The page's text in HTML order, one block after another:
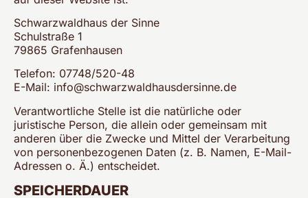
Schwarzwaldhaus der Sinne
Schulstraße 1
79865 Grafenhausen
Telefon: 07748/520-48
E-Mail: info@schwarzwaldhausdersinne.de
Verantwortliche Stelle ist die natürliche oder
juristische Person, die allein oder gemeinsam mit
anderen über die Zwecke und Mittel der Verarbeitung
von personenbezogenen Daten (z. B. Namen, E-Mail-
Adressen o. Ä.) entscheidet.
SPEICHERDAUER